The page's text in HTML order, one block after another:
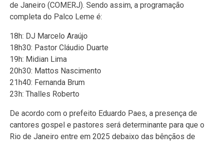
de Janeiro (COMERJ). Sendo assim, a programação
completa do Palco Leme é:
18h: DJ Marcelo Araújo
18h30: Pastor Cláudio Duarte
19h: Midian Lima
20h30: Mattos Nascimento
21h40: Fernanda Brum
23h: Thalles Roberto
De acordo com o prefeito Eduardo Paes, a presença de
cantores gospel e pastores será determinante para que o
Rio de Janeiro entre em 2025 debaixo das bênçãos de